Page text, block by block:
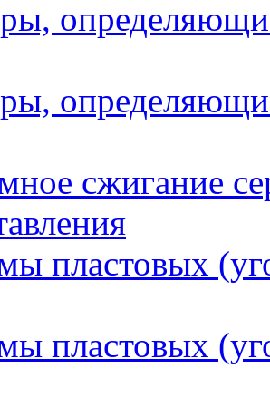
сжигание
пластовых
пластовых